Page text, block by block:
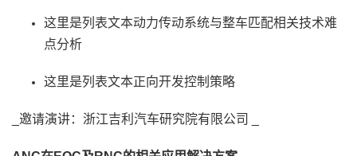
这里是列表文本动力传动系统与整车匹配相关技术难
点分析
这里是列表文本正向开发控制策略
_邀请演讲：浙江吉利汽车研究院有限公司 _